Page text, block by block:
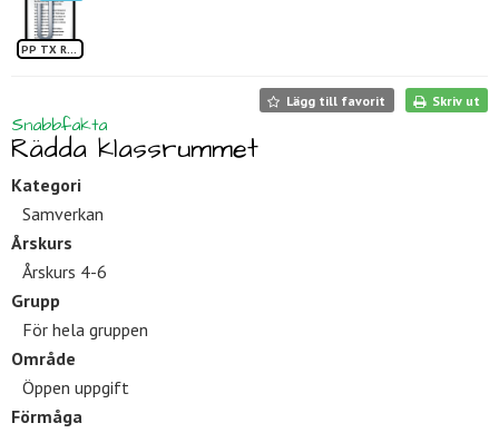
PP TX Rädda klassrummet1
Lägg till favorit Skriv ut
Snabbfakta
Rädda klassrummet
Kategori
Samverkan
Årskurs
Årskurs 4-6
Grupp
För hela gruppen
Område
Öppen uppgift
Förmåga